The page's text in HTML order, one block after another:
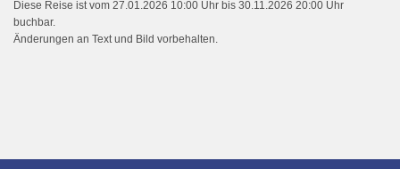
Diese Reise ist vom 27.01.2026 10:00 Uhr bis 30.11.2026 20:00 Uhr
buchbar.
Änderungen an Text und Bild vorbehalten.